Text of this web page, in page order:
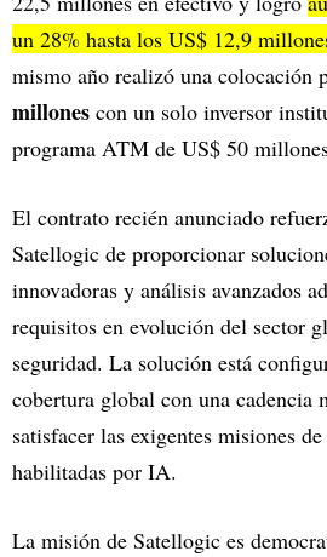
un 28% hasta los US$ 12,9
mismo año realizó una colocación
millones con un solo inversor
programa ATM de US$ 50
El contrato recién anunciado
Satellogic de proporcionar
innovadoras y análisis avanzados
requisitos en evolución del sector
seguridad. La solución está
cobertura global con una cadencia
satisfacer las exigentes misiones
habilitadas por IA.
La misión de Satellogic es